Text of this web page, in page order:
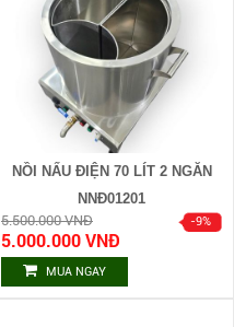
NỒI NẤU ĐIỆN 70 LÍT 2 NGĂN
NNĐ01201
5.500.000 VNĐ
5.000.000 VNĐ
MUA NGAY